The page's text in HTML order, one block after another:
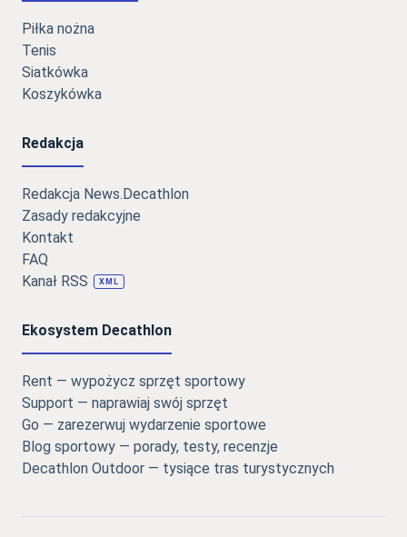
Piłka nożna
Tenis
Siatkówka
Koszykówka
Redakcja
Redakcja News.Decathlon
Zasady redakcyjne
Kontakt
FAQ
Kanał RSS
XML
Ekosystem Decathlon
Rent — wypożycz sprzęt sportowy
Support — naprawiaj swój sprzęt
Go — zarezerwuj wydarzenie sportowe
Blog sportowy — porady, testy, recenzje
Decathlon Outdoor — tysiące tras turystycznych